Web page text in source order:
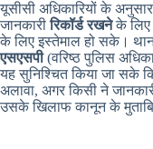
यूसीसी अधिकारियों के
जानकारीरिकॉर्ड रखनेके लिए
के लिए इस्तेमाल हो सके।
एसएसपी(वरिष्ठ पुलिस
यह सुनिश्चित किया जा सके
अलावा, अगर किसी ने
उसके खिलाफ कानून के